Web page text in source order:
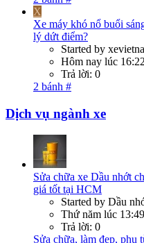
X
Xe máy khó nổ buổi
lý dứt điểm?
Started by
Hôm nay lúc 16:22
Trả lời: 0
2 bánh #
Dịch vụ ngành xe
Sửa chữa xe Dầu nhớt
giá tốt tại HCM
Started by Dầu
Thứ năm lúc 13:49
Trả lời: 0
Sửa chữa, làm đẹp, phụ